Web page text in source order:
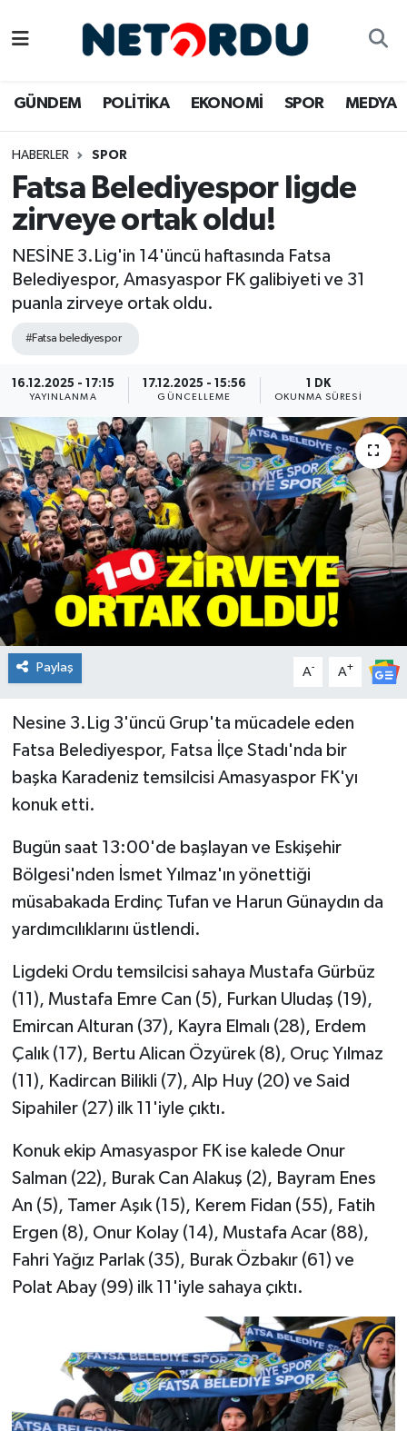
GÜNDEM POLİTİKA EKONOMİ SPOR MEDYA
HABERLER SPOR
Fatsa Belediyespor ligde
zirveye ortak oldu!
NESİNE 3.Lig'in 14'üncü haftasında Fatsa
Belediyespor, Amasyaspor FK galibiyeti ve 31
puanla zirveye ortak oldu.
#Fatsa belediyespor
16.12.2025 - 17:15
YAYINLANMA
17.12.2025 - 15:56
GÜNCELLEME
1 DK
OKUNMA SÜRESI
Paylaş A- A+
Nesine 3.Lig 3'üncü Grup'ta mücadele eden
Fatsa Belediyespor, Fatsa İlçe Stadı'nda bir
başka Karadeniz temsilcisi Amasyaspor FK'yı
konuk etti.
Bugün saat 13:00'de başlayan ve Eskişehir
Bölgesi'nden İsmet Yılmaz'ın yönettiği
müsabakada Erdinç Tufan ve Harun Günaydın da
yardımcılıklarını üstlendi.
Ligdeki Ordu temsilcisi sahaya Mustafa Gürbüz
(11), Mustafa Emre Can (5), Furkan Uludaş (19),
Emircan Alturan (37), Kayra Elmalı (28), Erdem
Çalık (17), Bertu Alican Özyürek (8), Oruç Yılmaz
(11), Kadircan Bilikli (7), Alp Huy (20) ve Said
Sipahiler (27) ilk 11'iyle çıktı.
Konuk ekip Amasyaspor FK ise kalede Onur
Salman (22), Burak Can Alakuş (2), Bayram Enes
An (5), Tamer Aşık (15), Kerem Fidan (55), Fatih
Ergen (8), Onur Kolay (14), Mustafa Acar (88),
Fahri Yağız Parlak (35), Burak Özbakır (61) ve
Polat Abay (99) ilk 11'iyle sahaya çıktı.
DÜNYA
EKONOMİ
EMLAK
GÜNDEM
İNSAN
KADIN
KULTUR-SANAT
MAGAZİN
MEDYA
OTOMOBİL
ÖZEL HABER
POLİTİKA
RÖPORTAJ
SAĞLIK
SPOR
TARIM
TURİZM
VİDEO HABER
YAŞAM
Namaz Vakitleri
Süper Lig Puan Durumu ve Fikstür
Tüm Manşetler
Son Dakika Haberleri
Haber Arşivi